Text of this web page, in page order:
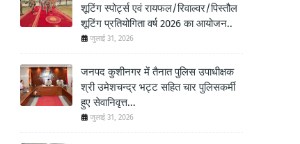
शूटिंग स्पोर्ट्स एवं रायफल/रिवाल्वर/पिस्तौल
शूटिंग प्रतियोगिता वर्ष 2026 का आयोजन..
जुलाई 31, 2026
जनपद कुशीनगर में तैनात पुलिस उपाधीक्षक
श्री उमेशचन्द्र भट्ट सहित चार पुलिसकर्मी
हुए सेवानिवृत्त...
जुलाई 31, 2026